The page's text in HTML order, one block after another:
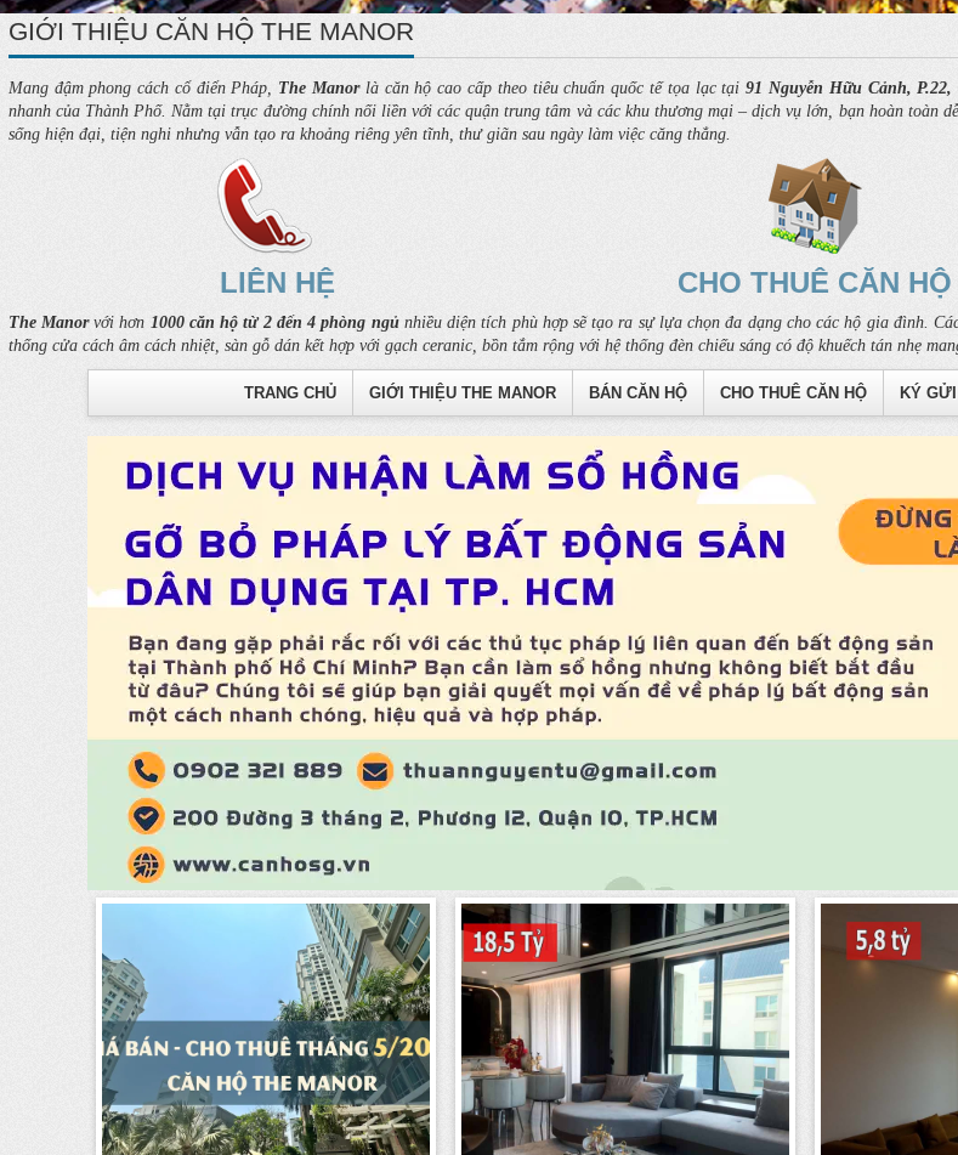
GIỚI THIỆU CĂN HỘ THE MANOR
Mang đậm phong cách cổ điển Pháp, The Manorlà căn hộ cao cấp theo tiêu chuẩn quốc tế tọa lạc tại91 Nguyễn Hữu Cảnh,
nhanh của Thành Phố. Nằm tại trục đường chính nối liền với các quận trung tâm và các khu thương mại – dịch vụ lớn, bạn hoàn toàn
sống hiện đại, tiện nghi nhưng vẫn tạo ra khoảng riêng yên tĩnh, thư giãn sau ngày làm việc căng thẳng.
LIÊN HỆ CHO THUÊ CĂN HỘ
The Manorvới hơn 1000 căn hộ từ 2 đến 4 phòng ngủnhiều diện tích phù hợp sẽ tạo ra sự lựa chọn đa dạng cho các hộ gia đình.
thống cửa cách âm cách nhiệt, sàn gỗ dán kết hợp với gạch ceranic, bồn tắm rộng với hệ thống đèn chiếu sáng có độ khuếch tán nhẹ
TRANG CHỦ GIỚI THIỆU THE MANOR BÁN CĂN HỘ CHO THUÊ CĂN HỘ KÝ